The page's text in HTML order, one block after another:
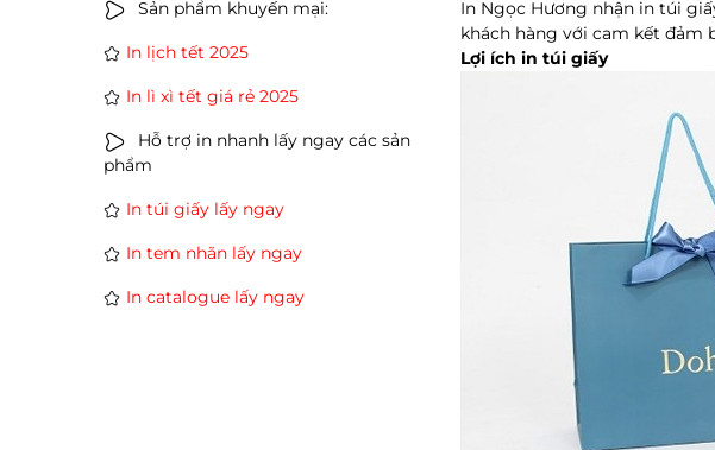
Sản phẩm khuyến mại:
In lịch tết 2025
In lì xì tết giá rẻ 2025
Hỗ trợ in nhanh lấy ngay các sản
phẩm
In túi giấy lấy ngay
In tem nhãn lấy ngay
In catalogue lấy ngay
In Ngọc Hương nhận in túi
khách hàng với cam kết đảm
Lợi ích in túi giấy